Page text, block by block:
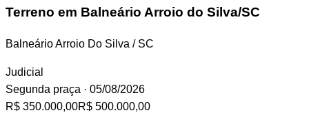
Terreno em Balneário Arroio do Silva/SC
Balneário Arroio Do Silva / SC
Judicial
Segunda praça · 05/08/2026
R$ 350.000,00R$ 500.000,00